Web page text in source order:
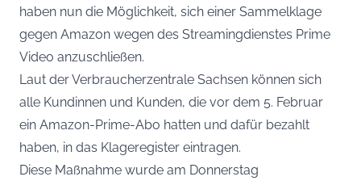
haben nun die Möglichkeit, sich einer Sammelklage
gegen Amazon wegen des Streamingdienstes Prime
Video anzuschließen.
Laut der Verbraucherzentrale Sachsen können sich
alle Kundinnen und Kunden, die vor dem 5. Februar
ein Amazon-Prime-Abo hatten und dafür bezahlt
haben, in das Klageregister eintragen.
Diese Maßnahme wurde am Donnerstag